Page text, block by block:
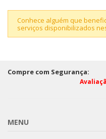
Conhece alguém que
serviços disponibilizados
Compre com Segurança:
MENU